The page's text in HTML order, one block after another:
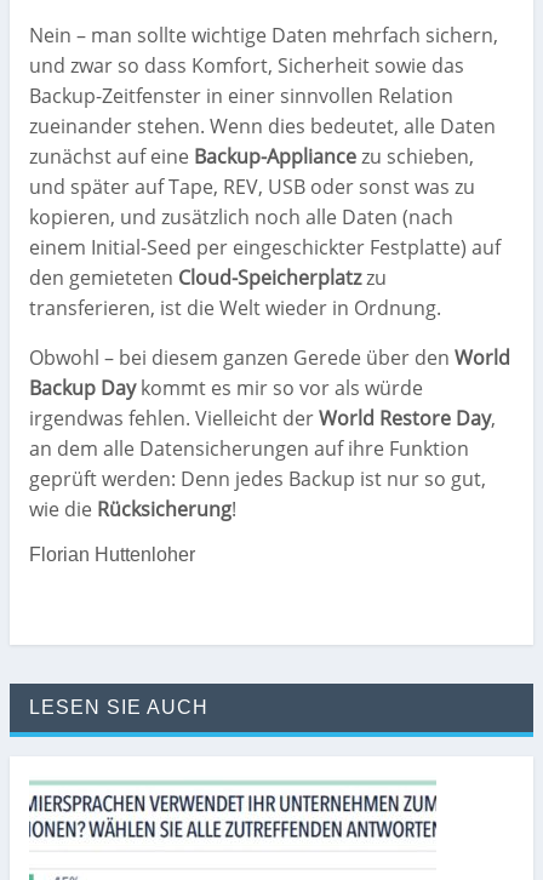
Nein – man sollte wichtige Daten mehrfach sichern,
und zwar so dass Komfort, Sicherheit sowie das
Backup-Zeitfenster in einer sinnvollen Relation
zueinander stehen. Wenn dies bedeutet, alle Daten
zunächst auf eine Backup-Appliancezu schieben,
und später auf Tape, REV, USB oder sonst was zu
kopieren, und zusätzlich noch alle Daten (nach
einem Initial-Seed per eingeschickter Festplatte) auf
den gemieteten Cloud-Speicherplatzzu
transferieren, ist die Welt wieder in Ordnung.
Obwohl – bei diesem ganzen Gerede über den World
Backup Daykommt es mir so vor als würde
irgendwas fehlen. Vielleicht derWorld Restore Day,
an dem alle Datensicherungen auf ihre Funktion
geprüft werden: Denn jedes Backup ist nur so gut,
wie die Rücksicherung!
Florian Huttenloher
LESEN SIE AUCH